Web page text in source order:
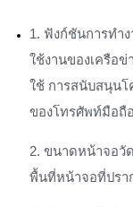
1. ฟังก์ชันการทำ
ใช้งานของเครือ
ใช้ การสนับสนุนโ
ของโทรศัพท์มือถือ
2. ขนาดหน้าจอวั
พื้นที่หน้าจอที่ปรา